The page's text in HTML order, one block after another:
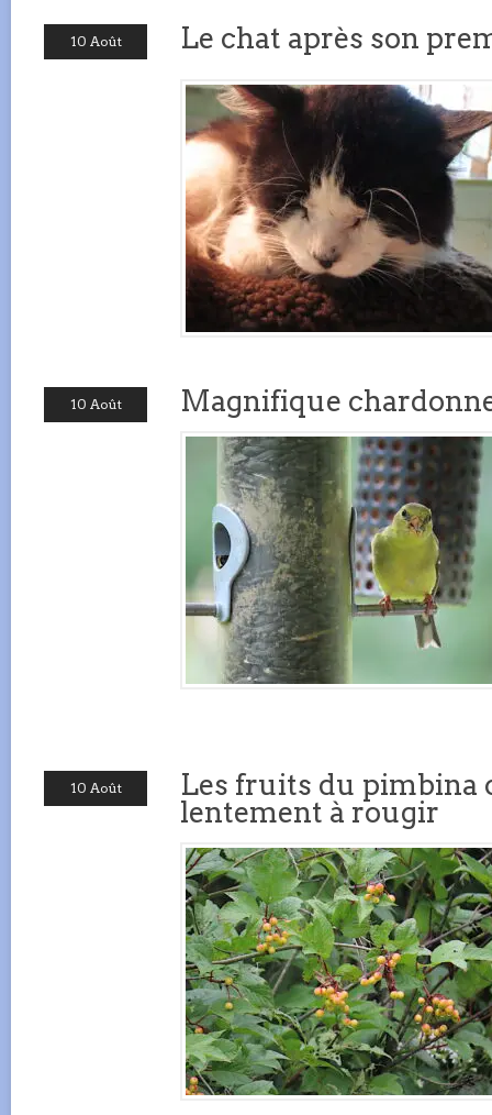
10 Août Le chat après son
10 Août Magnifique
10 Août
Les fruits du pimbina
lentement à rougir